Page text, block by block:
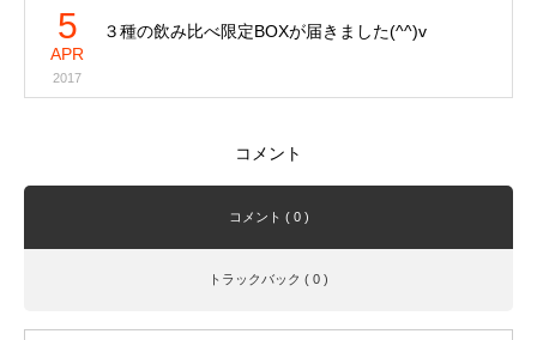
5
APR
2017
３種の飲み比べ限定BOXが届きました(^^)v
コメント
コメント ( 0 )
トラックバック ( 0 )